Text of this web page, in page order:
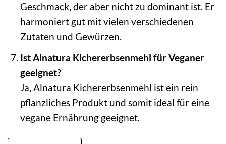
Geschmack, der aber nicht zu dominant ist. Er
harmoniert gut mit vielen verschiedenen
Zutaten und Gewürzen.
Ist Alnatura Kichererbsenmehl für Veganer
geeignet?
Ja, Alnatura Kichererbsenmehl ist ein rein
pflanzliches Produkt und somit ideal für eine
vegane Ernährung geeignet.